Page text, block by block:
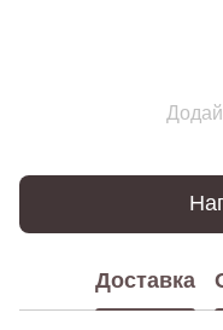
Доставка